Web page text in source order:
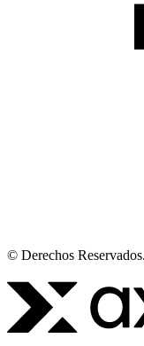
© Derechos